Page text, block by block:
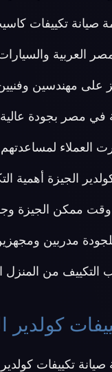
صيانة تكييفات
العربية
على مهندسين
مصر بجودة عالية
العملاء
الجيزة أهمية
وقت ممكن الجيزة
مدربين
من المنزل
كولدير
تكييفات